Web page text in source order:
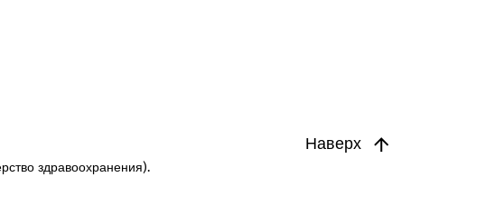
Наверх
здравоохранения).